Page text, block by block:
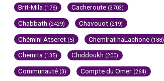
Brit-Mila (176) Cacheroute (3703)
Chabbath (2429) Chavouot (219)
Chémini Atseret (5) Chemirat haLachone (188)
Chemita (135) Chiddoukh (200)
Communauté (3) Compte du Omer (264)